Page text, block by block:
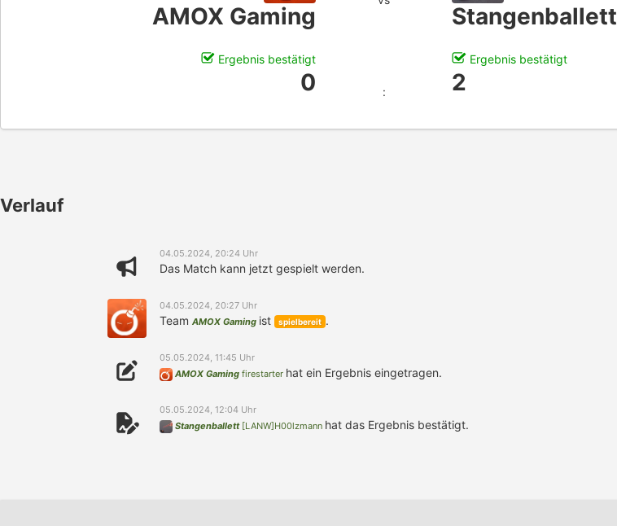
AMOX Gaming Stangenballett
Ergebnis bestätigt Ergebnis bestätigt
0 : 2
Verlauf
04.05.2024, 20:24 Uhr
Das Match kann jetzt gespielt werden.
04.05.2024, 20:27 Uhr
Team AMOX Gaming ist spielbereit .
05.05.2024, 11:45 Uhr
AMOX Gaming firestarter hat ein Ergebnis eingetragen.
05.05.2024, 12:04 Uhr
Stangenballett [LANW]H00lzmann hat das Ergebnis bestätigt.